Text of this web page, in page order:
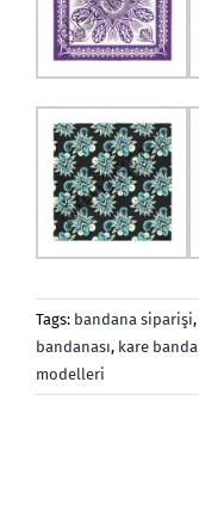
Tags: bandana siparişi,
bandanası, kare
modelleri